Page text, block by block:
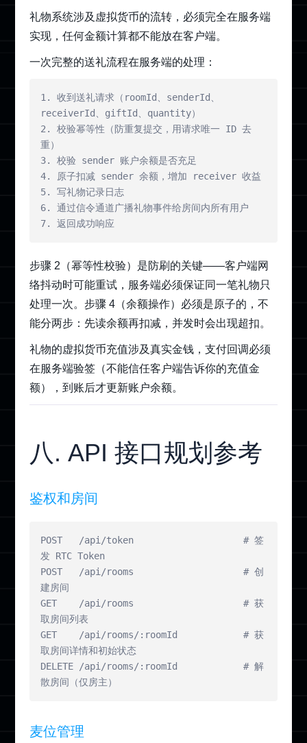
礼物系统涉及虚拟货币的流转，必须完全在服务端
实现，任何金额计算都不能放在客户端。
一次完整的送礼流程在服务端的处理：
1. 收到送礼请求（roomId、senderId、
receiverId、giftId、quantity）
2. 校验幂等性（防重复提交，用请求唯一 ID 去
重）
3. 校验 sender 账户余额是否充足
4. 原子扣减 sender 余额，增加 receiver 收益
5. 写礼物记录日志
6. 通过信令通道广播礼物事件给房间内所有用户
7. 返回成功响应
步骤 2（幂等性校验）是防刷的关键——客户端网
络抖动时可能重试，服务端必须保证同一笔礼物只
处理一次。步骤 4（余额操作）必须是原子的，不
能分两步：先读余额再扣减，并发时会出现超扣。
礼物的虚拟货币充值涉及真实金钱，支付回调必须
在服务端验签（不能信任客户端告诉你的充值金
额），到账后才更新账户余额。
八. API 接口规划参考
鉴权和房间
POST   /api/token                    # 签
发 RTC Token
POST   /api/rooms                    # 创
建房间
GET    /api/rooms                    # 获
取房间列表
GET    /api/rooms/:roomId            # 获
取房间详情和初始状态
DELETE /api/rooms/:roomId            # 解
散房间（仅房主）
麦位管理